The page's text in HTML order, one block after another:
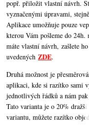
popř. přiložit vlastní návrh.
vyznačenými úpravami,
Aplikace umožňuje pouze
kterou Vám pošleme do 24h.
máte vlastní návrh, zašlete
uvedenýchZDE.
Druhá možnost je
aplikaci, kde si razítko sami
jednotlivých řádků a nám
Tato varianta je o 20%
variantu, můžete razítko